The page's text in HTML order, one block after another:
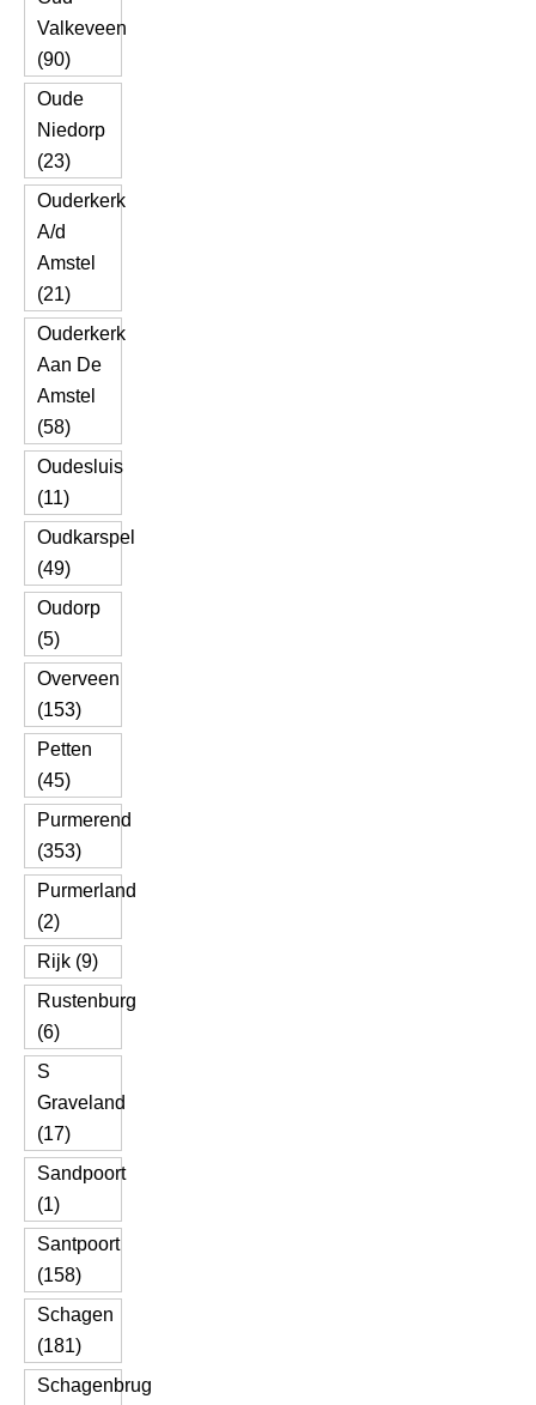
Valkeveen
(90)
Oude
Niedorp
(23)
Ouderkerk
A/d
Amstel
(21)
Ouderkerk
Aan De
Amstel
(58)
Oudesluis
(11)
Oudkarspel
(49)
Oudorp
(5)
Overveen
(153)
Petten
(45)
Purmerend
(353)
Purmerland
(2)
Rijk (9)
Rustenburg
(6)
S
Graveland
(17)
Sandpoort
(1)
Santpoort
(158)
Schagen
(181)
Schagenbrug